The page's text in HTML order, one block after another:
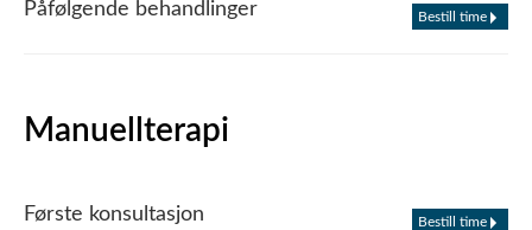
Påfølgende behandlinger Bestill time
Manuellterapi
Første konsultasjon Bestill time